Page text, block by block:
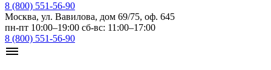
8 (800) 551-56-90
Москва, ул. Вавилова, дом 69/75, оф. 645
пн-пт 10:00–19:00 сб-вс: 11:00–17:00
8 (800) 551-56-90